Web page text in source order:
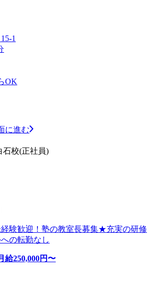
1
OK
に進む
石校(正社員)
経験歓迎！塾の教室長募集★充実の研修
の転勤なし
給250,000円〜